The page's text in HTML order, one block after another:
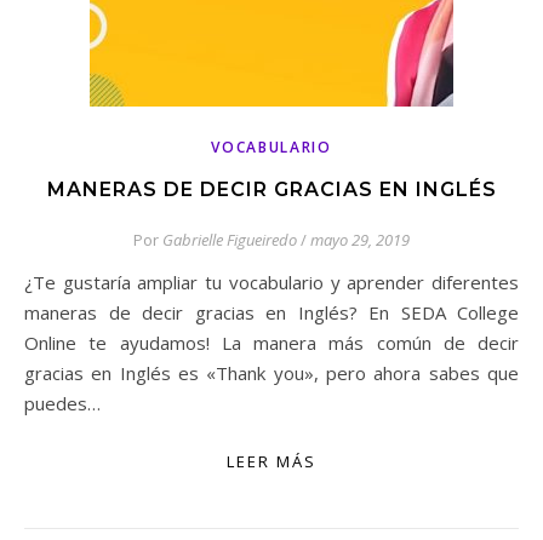
VOCABULARIO
MANERAS DE DECIR GRACIAS EN INGLÉS
Por Gabrielle Figueiredo/mayo 29, 2019
¿Te gustaría ampliar tu vocabulario y aprender diferentes
maneras de decir gracias en Inglés? En SEDA College
Online te ayudamos! La manera más común de decir
gracias en Inglés es «Thank you», pero ahora sabes que
puedes…
LEER MÁS